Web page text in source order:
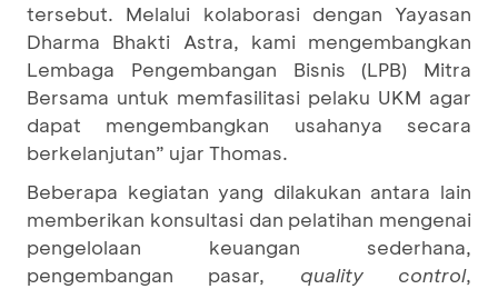
tersebut. Melalui kolaborasi dengan Yayasan
Dharma Bhakti Astra, kami mengembangkan
Lembaga Pengembangan Bisnis (LPB) Mitra
Bersama untuk memfasilitasi pelaku UKM agar
dapat mengembangkan usahanya secara
berkelanjutan” ujar Thomas.
Beberapa kegiatan yang dilakukan antara lain
memberikan konsultasi dan pelatihan mengenai
pengelolaan keuangan sederhana,
pengembangan pasar, quality control,